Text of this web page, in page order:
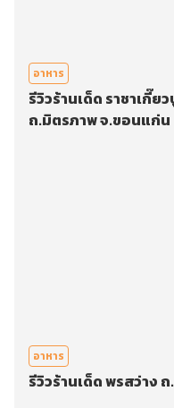
อาหาร
รีวิวร้านเด็ด ราชาเกี๊
ถ.มิตรภาพ จ.ขอนแก่น
อาหาร
รีวิวร้านเด็ด พรสว่าง